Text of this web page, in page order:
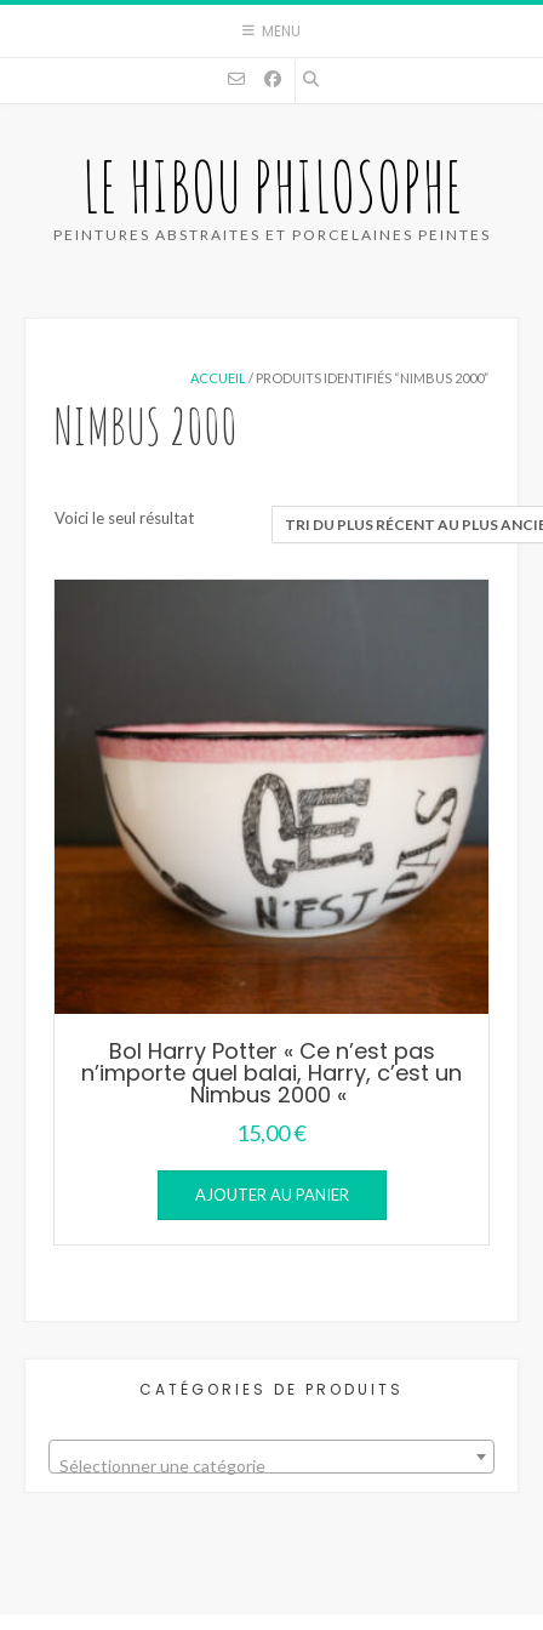
Skip
MENU
LE HIBOU PHILOSOPHE
PEINTURES ABSTRAITES ET PORCELAINES PEINTES
ACCUEIL / PRODUITS IDENTIFIÉS “NIMBUS 2000”
NIMBUS 2000
Voici le seul résultat
Bol Harry Potter « Ce n’est pas
n’importe quel balai, Harry, c’est un
Nimbus 2000 «
15,00€
AJOUTER AU PANIER
CATÉGORIES DE PRODUITS
Sélectionner une catégorie